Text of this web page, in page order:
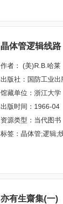
晶体管逻辑线路
作者： (美)R.B.哈莱
出版社：国防工业出
馆藏单位：浙江大学
出版时间：1966-04
资源类型：当代图书
标签：晶体管;逻辑;
亦有生齋集(一)